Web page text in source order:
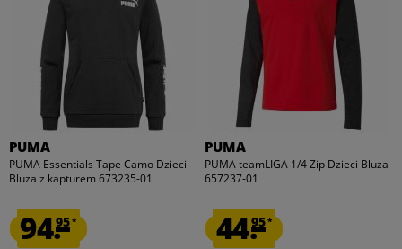
PUMA
PUMA Essentials Tape Camo Dzieci
Bluza z kapturem 673235-01
94.95*
PUMA
PUMA teamLIGA 1/4 Zip Dzieci Bluza
657237-01
44.95*